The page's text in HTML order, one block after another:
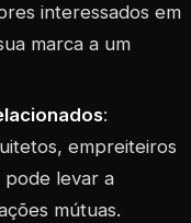
interessados em
marca a um
:
empreiteiros
pode levar a
mútuas.